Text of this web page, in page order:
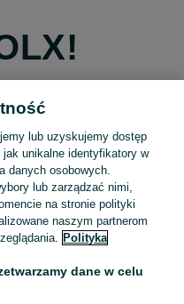
Facebooka
konto Apple
konto Google
lub uzyskujemy dostęp
unikalne identyfikatory w
danych osobowych.
lub zarządzać nimi,
na stronie polityki
naszym partnerom
Polityka
dane w celu